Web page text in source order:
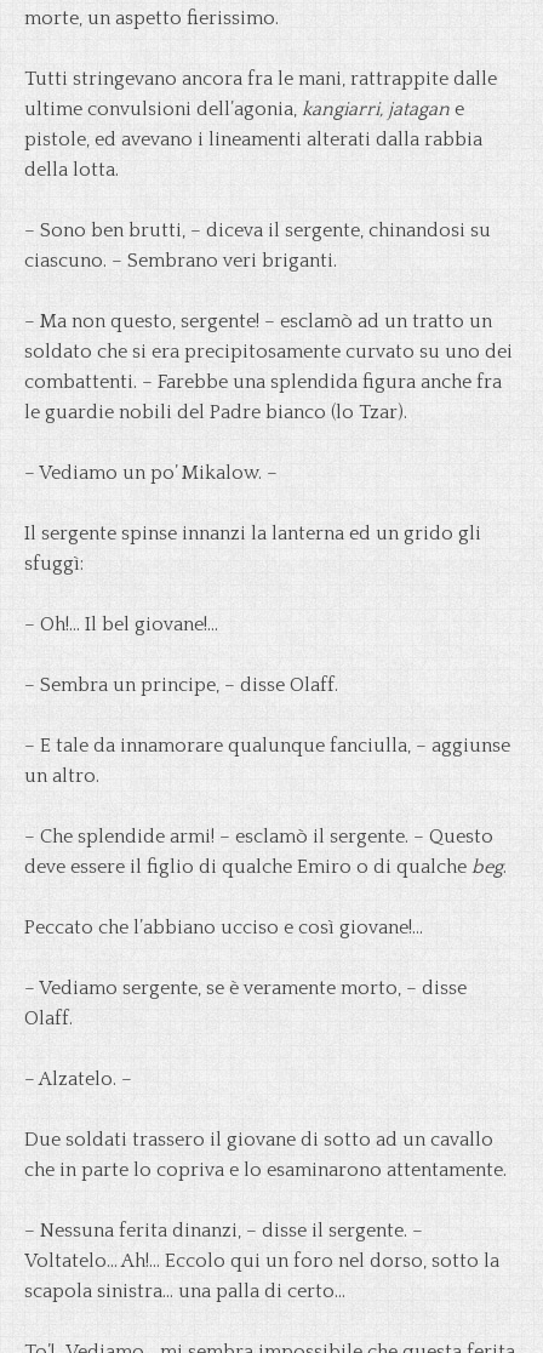
morte, un aspetto fierissimo.
Tutti stringevano ancora fra le mani, rattrappite dalle
ultime convulsioni dell’agonia, kangiarri, jatagan e
pistole, ed avevano i lineamenti alterati dalla rabbia
della lotta.
– Sono ben brutti, – diceva il sergente, chinandosi su
ciascuno. – Sembrano veri briganti.
– Ma non questo, sergente! – esclamò ad un tratto un
soldato che si era precipitosamente curvato su uno dei
combattenti. – Farebbe una splendida figura anche fra
le guardie nobili del Padre bianco (lo Tzar).
– Vediamo un po’ Mikalow. –
Il sergente spinse innanzi la lanterna ed un grido gli
sfuggì:
– Oh!… Il bel giovane!…
– Sembra un principe, – disse Olaff.
– E tale da innamorare qualunque fanciulla, – aggiunse
un altro.
– Che splendide armi! – esclamò il sergente. – Questo
deve essere il figlio di qualche Emiro o di qualche beg.
Peccato che l’abbiano ucciso e così giovane!…
– Vediamo sergente, se è veramente morto, – disse
Olaff.
– Alzatelo. –
Due soldati trassero il giovane di sotto ad un cavallo
che in parte lo copriva e lo esaminarono attentamente.
– Nessuna ferita dinanzi, – disse il sergente. –
Voltatelo… Ah!… Eccolo qui un foro nel dorso, sotto la
scapola sinistra… una palla di certo…